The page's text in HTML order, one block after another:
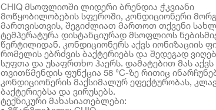
CHIQ მსოფლიოში ლიდერი ბრენდია ჭკვიანი
მოწყობილობების სფეროში, კონდიციონერი
მართვისთვის, შეგიძლიათ მართოთ თქვენი
ტემპერატურა დისტანციურად მსოფლიოს
წერტილიდან. კონდიციონერს აქვს იონიზაციის
რომელის ებრძვის ბაქტერიებს და შედეგად
სუფთა და უსაფრთხო ჰაერს. დამატებით მას აქვს
თვითწმენდის ფუნქცია 58 °C-ზე რითიც
კონდიციონერის მაქსიმალურ ეფექტურობას,
ბაქტერიებსა და ვირუსებს.
ტექნიკური მახასიათებლები: